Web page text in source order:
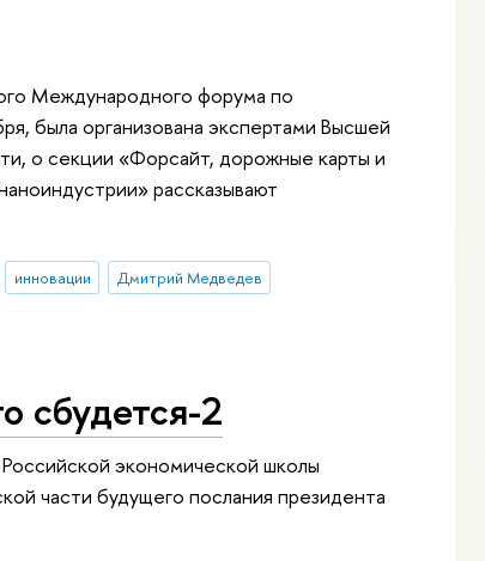
Международного форума по
была организована экспертами Высшей
о секции «Форсайт, дорожные карты и
рассказывают
инновации
Дмитрий Медведев
сбудется-2
экономической школы
части будущего послания президента